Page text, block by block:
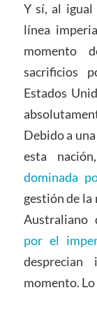
Y sí, al igual
línea
momento
sacrificios
Estados
Debido a
esta
dominada
gestión de
Australiano
por el
momento. Lo